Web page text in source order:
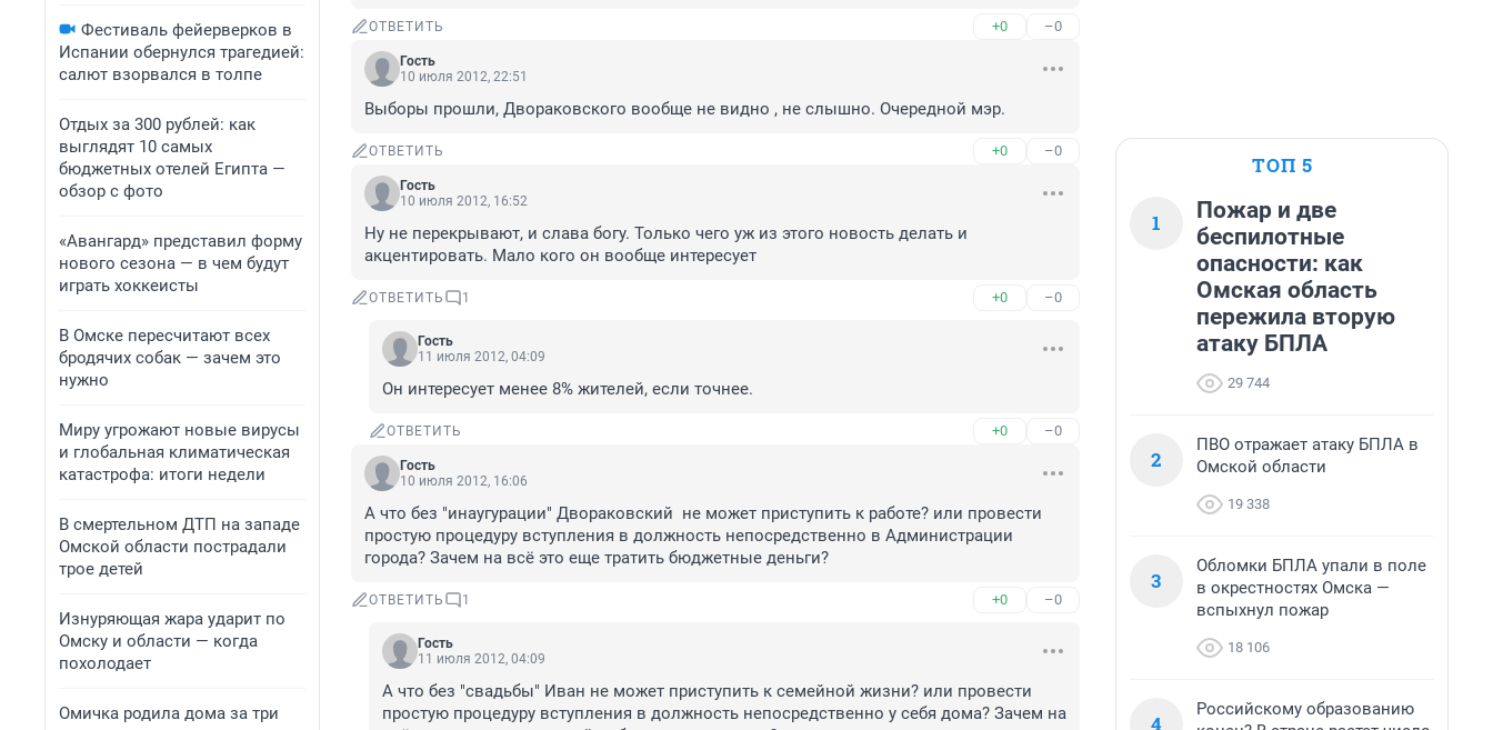
Фестиваль фейерверков в
Испании обернулся трагедией:
салют взорвался в толпе
Отдых за 300 рублей: как
выглядят 10 самых
бюджетных отелей Египта —
обзор с фото
«Авангард» представил форму
нового сезона — в чем будут
играть хоккеисты
В Омске пересчитают всех
бродячих собак — зачем это
нужно
Миру угрожают новые вирусы
и глобальная климатическая
катастрофа: итоги недели
В смертельном ДТП на западе
Омской области пострадали
трое детей
Изнуряющая жара ударит по
Омску и области — когда
похолодает
Омичка родила дома за три
ОТВЕТИТЬ +0 –0
Гость
10 июля 2012, 22:51
Выборы прошли, Двораковского вообще не видно , не слышно. Очередной мэр.
ОТВЕТИТЬ +0 –0
Гость
10 июля 2012, 16:52
Ну не перекрывают, и слава богу. Только чего уж из этого новость делать и
акцентировать. Мало кого он вообще интересует
ОТВЕТИТЬ 1 +0 –0
Гость
11 июля 2012, 04:09
Он интересует менее 8% жителей, если точнее.
ОТВЕТИТЬ +0 –0
Гость
10 июля 2012, 16:06
А что без "инаугурации" Двораковский  не может приступить к работе? или провести
простую процедуру вступления в должность непосредственно в Администрации
города? Зачем на всё это еще тратить бюджетные деньги?
ОТВЕТИТЬ 1 +0 –0
Гость
11 июля 2012, 04:09
А что без "свадьбы" Иван не может приступить к семейной жизни? или провести
простую процедуру вступления в должность непосредственно у себя дома? Зачем на
ТОП 5
1
Пожар и две
беспилотные
опасности: как
Омская область
пережила вторую
атаку БПЛА
29 744
2
ПВО отражает атаку БПЛА в
Омской области
19 338
3
Обломки БПЛА упали в поле
в окрестностях Омска —
вспыхнул пожар
18 106
4
Российскому образованию